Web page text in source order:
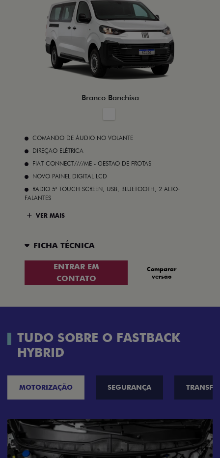
Branco Banchisa
COMANDO DE ÁUDIO NO VOLANTE
DIREÇÃO ELÉTRICA
FIAT CONNECT////ME - GESTAO DE FROTAS
NOVO PAINEL DIGITAL LCD
RADIO 5" TOUCH SCREEN, USB, BLUETOOTH, 2 ALTO-
FALANTES
VER MAIS
FICHA TÉCNICA
ENTRAR EM
CONTATO
Comparar
versão
TUDO SOBRE O FASTBACK
HYBRID
MOTORIZAÇÃO SEGURANÇA